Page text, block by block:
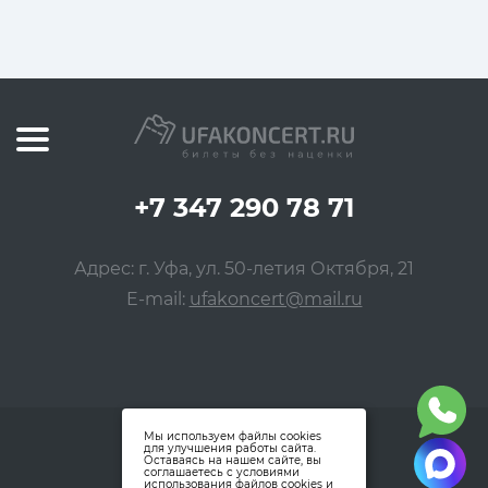
+7 347 290 78 71
Адрес: г. Уфа, ул. 50-летия Октября, 21
E-mail: ufakoncert@mail.ru
Мы используем файлы cookies
для улучшения работы сайта.
Оставаясь на нашем сайте, вы
соглашаетесь с условиями
использования файлов cookies и